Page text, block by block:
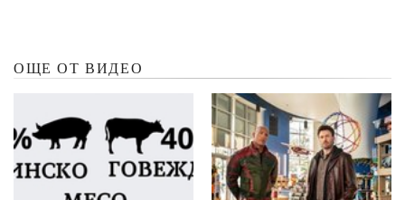
ОЩЕ ОТ ВИДЕО